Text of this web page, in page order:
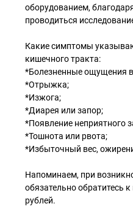
оборудованием,
проводиться
Какие симптомы
кишечного тракта:
*Болезненные ощущения
*Отрыжка;
*Изжога;
*Диарея или запор;
*Появление неприятного
*Тошнота или рвота;
*Избыточный вес,
Напоминаем, при
обязательно обратитесь
рублей.